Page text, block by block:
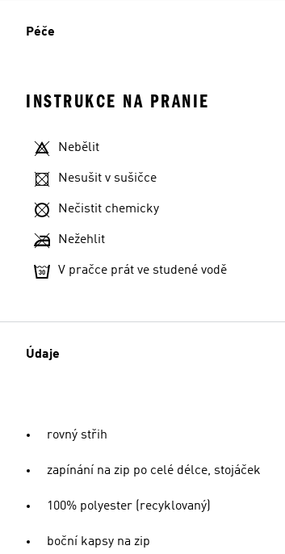
Péče
INSTRUKCE NA PRANIE
Nebělit
Nesušit v sušičce
Nečistit chemicky
Nežehlit
V pračce prát ve studené vodě
Údaje
rovný střih
zapínání na zip po celé délce, stojáček
100% polyester (recyklovaný)
boční kapsy na zip